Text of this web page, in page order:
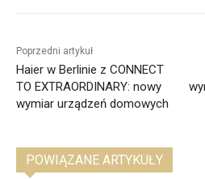
Poprzedni artykuł
Haier w Berlinie z CONNECT
TO EXTRAORDINARY: nowy
wymiar urządzeń domowych
POWIĄZANE ARTYKUŁY